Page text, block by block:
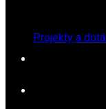
Projekty a